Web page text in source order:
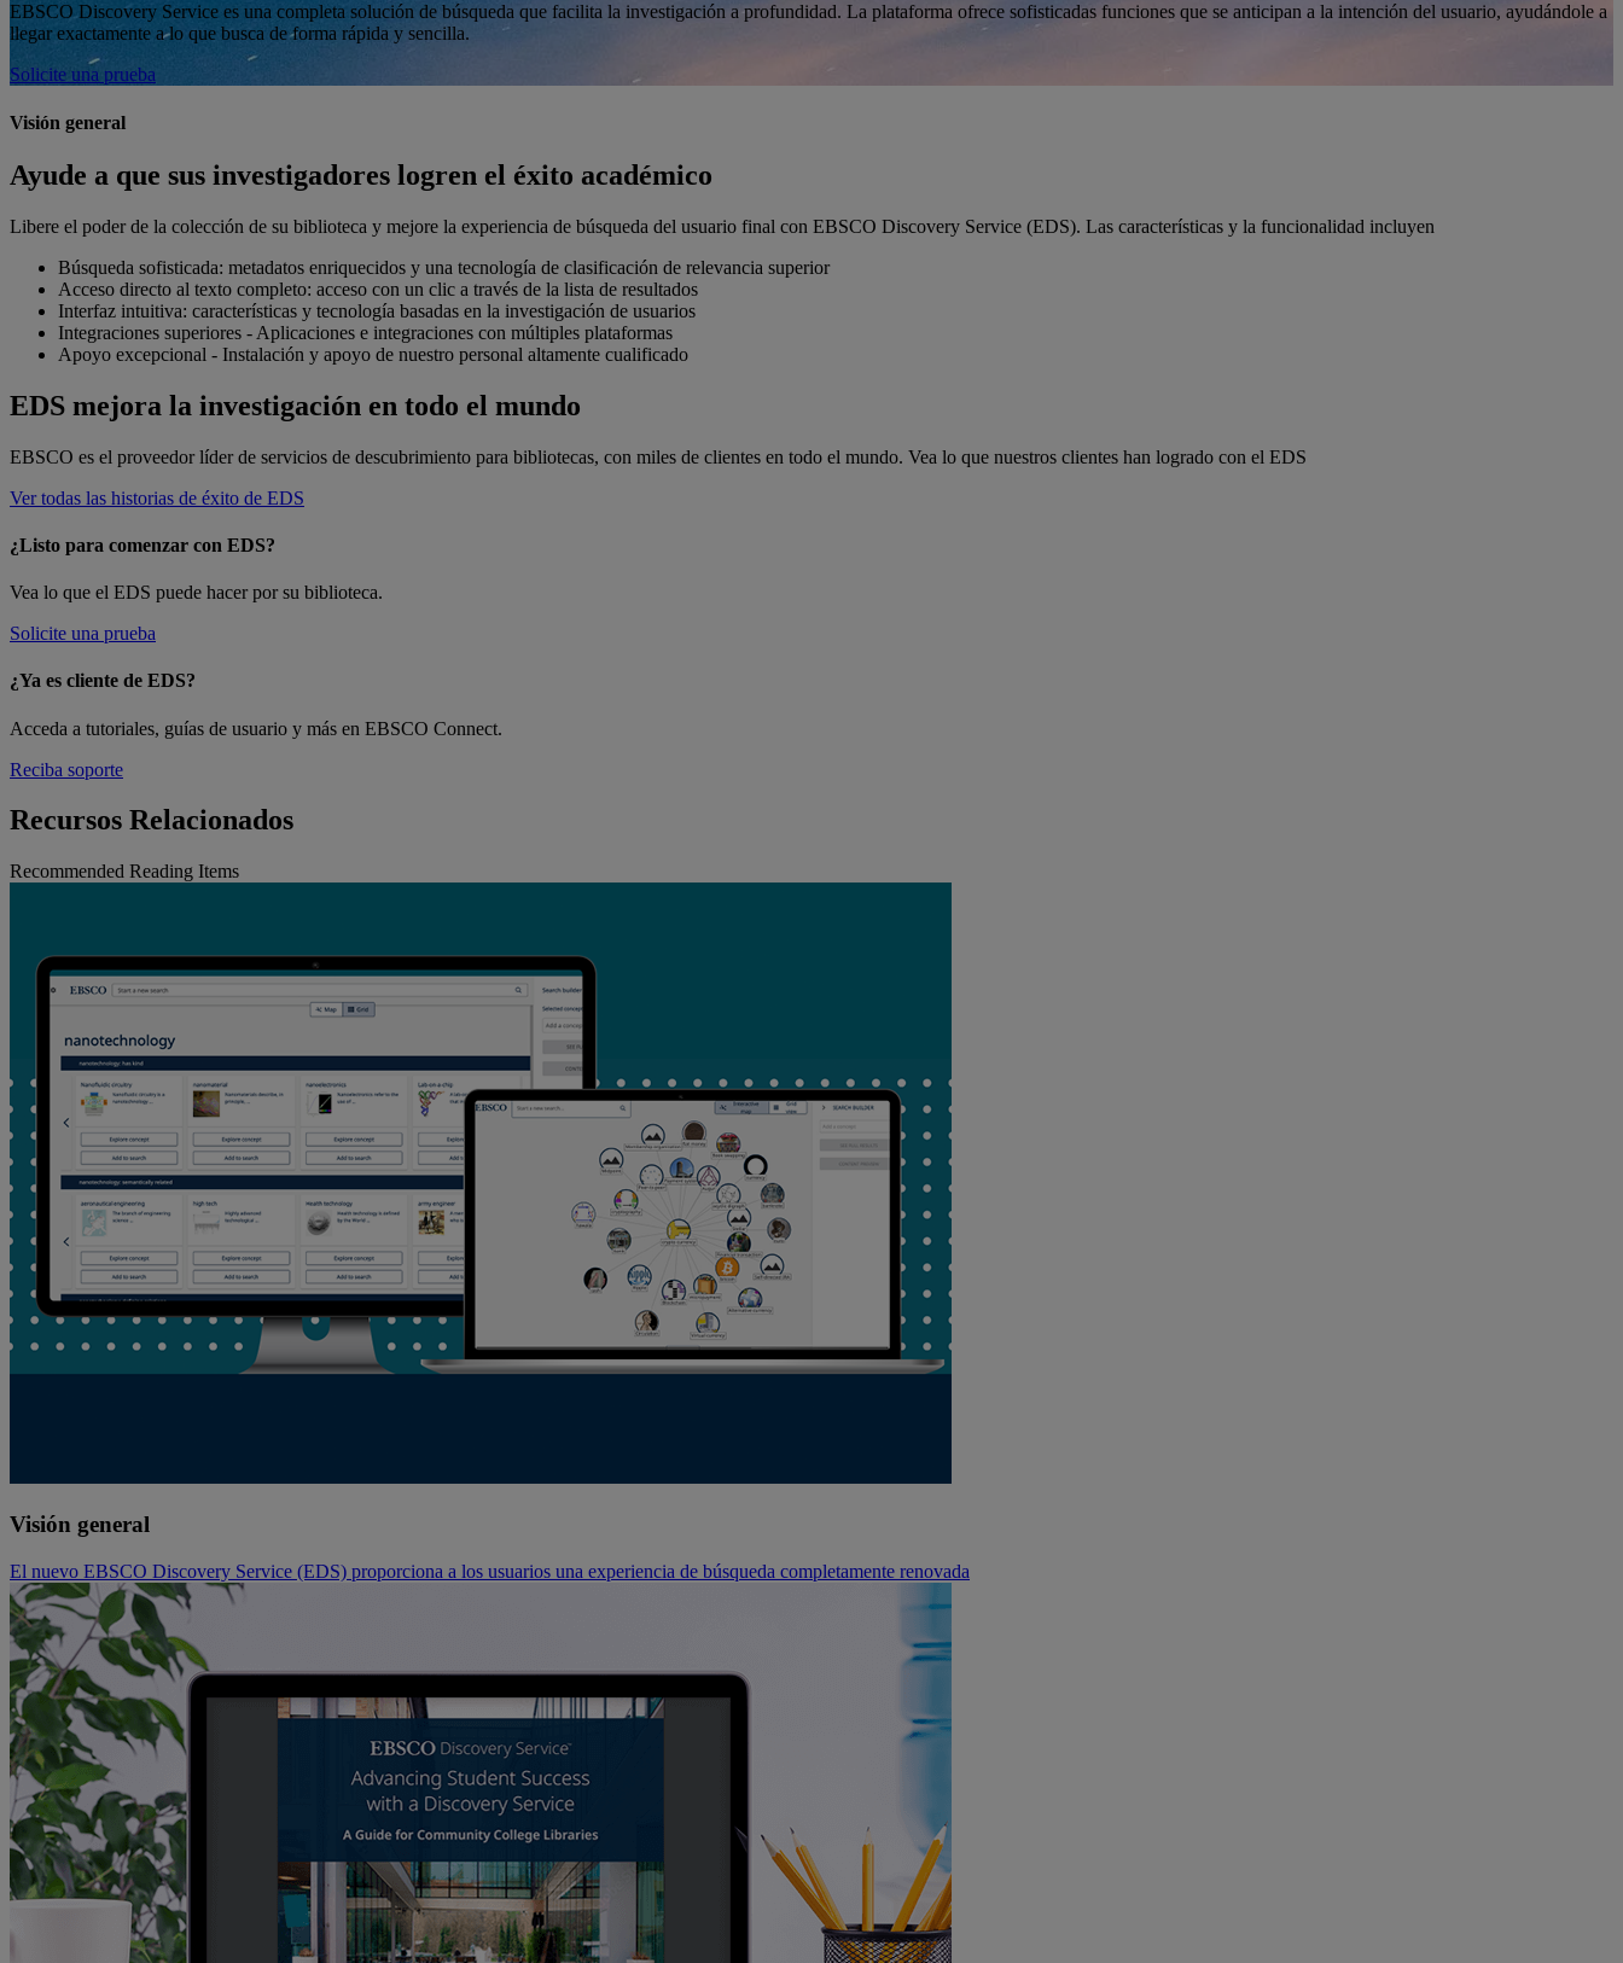
EBSCO Discovery Service es una completa solución de búsqueda que facilita la investigación a profundidad. La plataforma ofrece sofisticadas funciones que se anticipan a la intención del usuario, ayudándole a
llegar exactamente a lo que busca de forma rápida y sencilla.
Solicite una prueba
Visión general
Ayude a que sus investigadores logren el éxito académico
Libere el poder de la colección de su biblioteca y mejore la experiencia de búsqueda del usuario final con EBSCO Discovery Service (EDS). Las características y la funcionalidad incluyen
Búsqueda sofisticada: metadatos enriquecidos y una tecnología de clasificación de relevancia superior
Acceso directo al texto completo: acceso con un clic a través de la lista de resultados
Interfaz intuitiva: características y tecnología basadas en la investigación de usuarios
Integraciones superiores - Aplicaciones e integraciones con múltiples plataformas
Apoyo excepcional - Instalación y apoyo de nuestro personal altamente cualificado
EDS mejora la investigación en todo el mundo
EBSCO es el proveedor líder de servicios de descubrimiento para bibliotecas, con miles de clientes en todo el mundo. Vea lo que nuestros clientes han logrado con el EDS
Ver todas las historias de éxito de EDS
¿Listo para comenzar con EDS?
Vea lo que el EDS puede hacer por su biblioteca.
Solicite una prueba
¿Ya es cliente de EDS?
Acceda a tutoriales, guías de usuario y más en EBSCO Connect.
Reciba soporte
Recursos Relacionados
Recommended Reading Items
Visión general
El nuevo EBSCO Discovery Service (EDS) proporciona a los usuarios una experiencia de búsqueda completamente renovada